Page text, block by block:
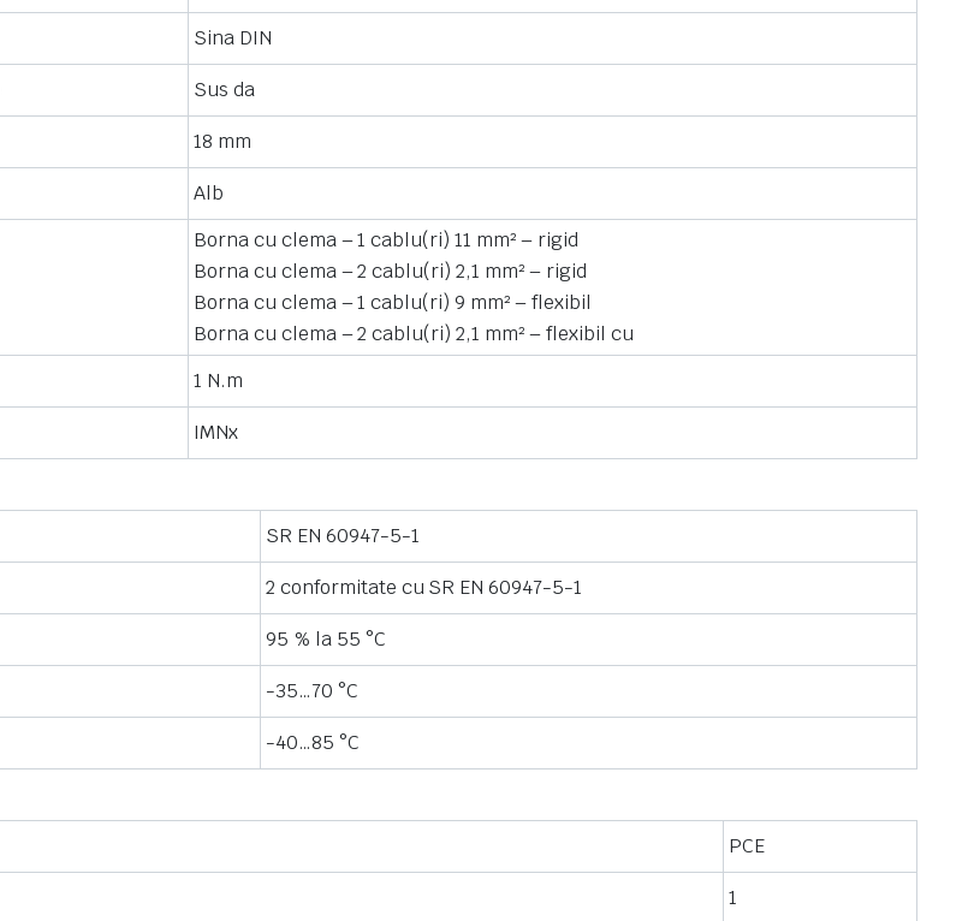
Sina DIN
Sus da
18 mm
Alb
Borna cu clema – 1 cablu(ri) 11 mm² – rigid
Borna cu clema – 2 cablu(ri) 2,1 mm² – rigid
Borna cu clema – 1 cablu(ri) 9 mm² – flexibil
Borna cu clema – 2 cablu(ri) 2,1 mm² – flexibil cu
1 N.m
IMNx
SR EN 60947-5-1
2 conformitate cu SR EN 60947-5-1
95 % la 55 °C
-35…70 °C
-40…85 °C
PCE
1